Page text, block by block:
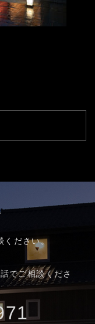
ください。
でご相談くださ